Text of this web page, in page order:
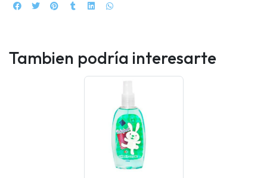
Tambien podría interesarte